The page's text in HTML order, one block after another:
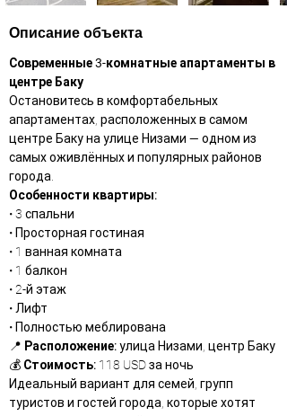
Описание объекта
Современные 3-комнатные апартаменты в
центре Баку
Остановитесь в комфортабельных
апартаментах, расположенных в самом
центре Баку на улице Низами — одном из
самых оживлённых и популярных районов
города.
Особенности квартиры:
• 3 спальни
• Просторная гостиная
• 1 ванная комната
• 1 балкон
• 2-й этаж
• Лифт
• Полностью меблирована
📍 Расположение: улица Низами, центр Баку
💰 Стоимость: 118 USD за ночь
Идеальный вариант для семей, групп
туристов и гостей города, которые хотят